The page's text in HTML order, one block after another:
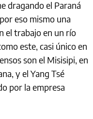
dragando el Paraná
eso mismo una
el trabajo en un río
este, casi único en
son el Misisipi, en
y el Yang Tsé
por la empresa